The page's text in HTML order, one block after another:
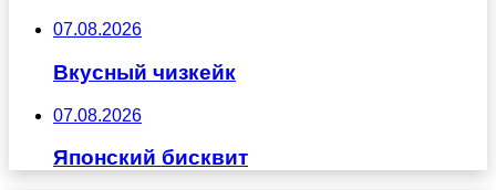
07.08.2026
Вкусный чизкейк
07.08.2026
Японский бисквит